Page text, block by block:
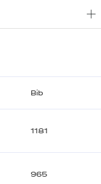
Bib
1181
965